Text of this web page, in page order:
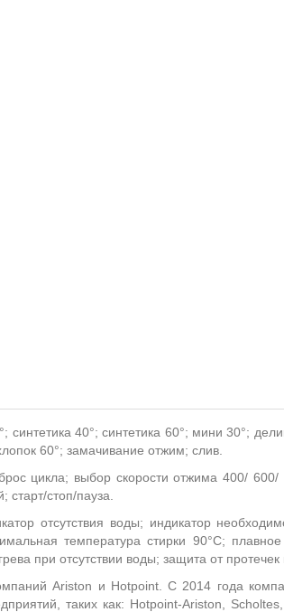
синтетика 40°; синтетика 60°; мини 30°;
60°; замачивание отжим; слив.
цикла; выбор скорости отжима 400/
старт/стоп/пауза.
отсутствия воды; индикатор
температура стирки 90°С;
при отсутствии воды; защита от протечек
Ariston и Hotpoint. С 2014 года
таких как: Hotpoint-Ariston,